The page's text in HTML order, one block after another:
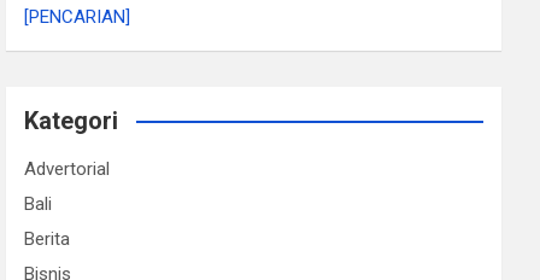
[PENCARIAN]
Kategori
Advertorial
Bali
Berita
Bisnis